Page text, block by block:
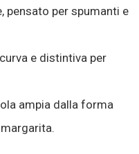
pensato per spumanti e
e distintiva per
ampia dalla forma